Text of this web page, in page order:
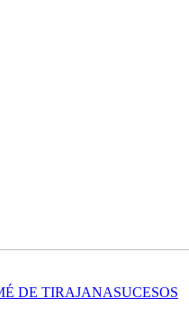
DE TIRAJANASUCESOS